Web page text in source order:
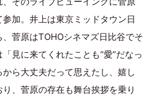
加。井上は東京ミッドタウン日
菅原はTOHOシネマズ日比谷でそ
見に来てくれたことも“愛”だなっ
ら大丈夫だって思えたし、嬉し
、菅原の存在も舞台挨拶を乗り